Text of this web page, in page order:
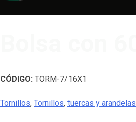
CÓDIGO: TORM-7/16X1
Tornillos, Tornillos, tuercas y arandelas